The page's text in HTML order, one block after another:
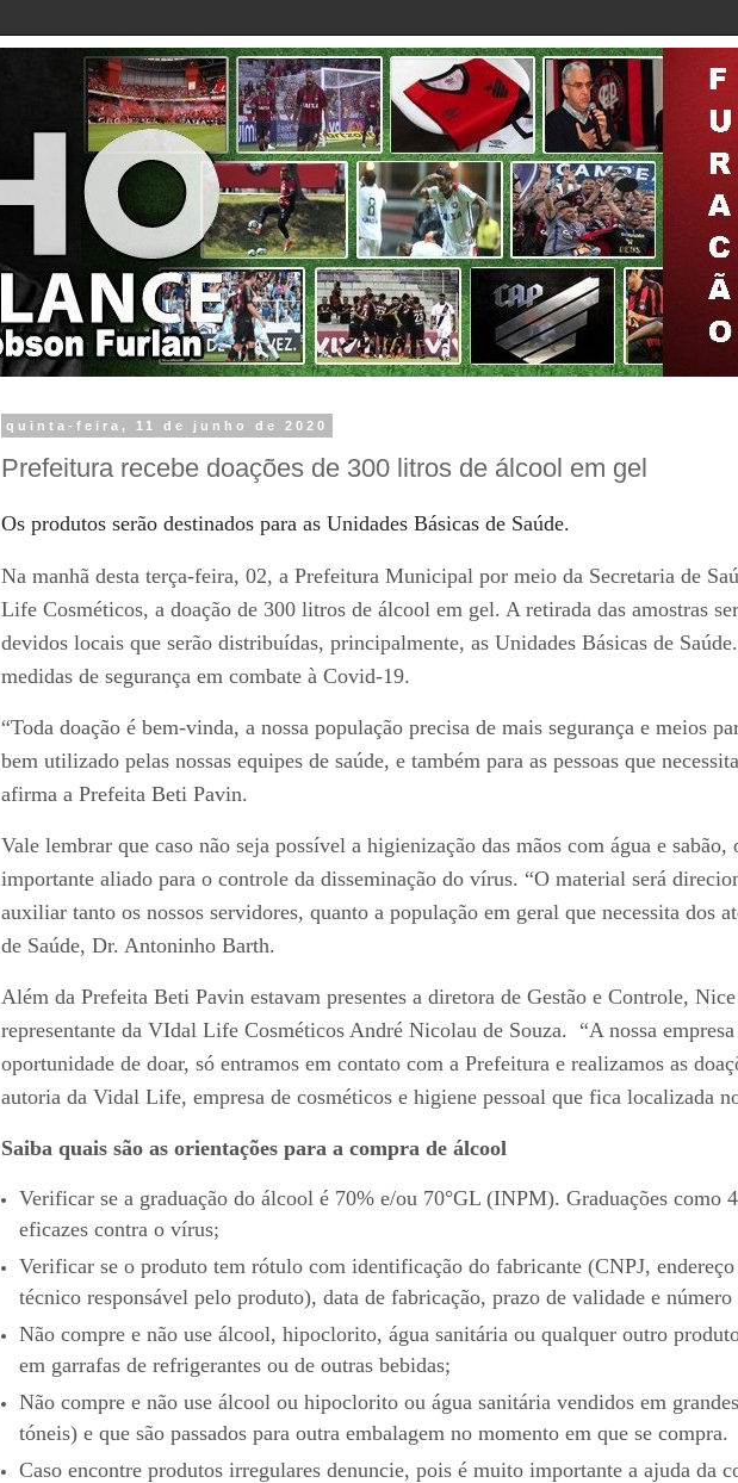
quinta-feira, 11 de junho de 2020
Prefeitura recebe doações de 300 litros de álcool em gel
Os produtos serão destinados para as Unidades Básicas de Saúde.
Na manhã desta terça-feira, 02, a Prefeitura Municipal por meio da Secretaria de
Life Cosméticos, a doação de 300 litros de álcool em gel. A retirada das amostras
devidos locais que serão distribuídas, principalmente, as Unidades Básicas de
medidas de segurança em combate à Covid-19.
“Toda doação é bem-vinda, a nossa população precisa de mais segurança e meios
bem utilizado pelas nossas equipes de saúde, e também para as pessoas que
afirma a Prefeita Beti Pavin.
Vale lembrar que caso não seja possível a higienização das mãos com água e
importante aliado para o controle da disseminação do vírus. “O material será
auxiliar tanto os nossos servidores, quanto a população em geral que necessita dos
de Saúde, Dr. Antoninho Barth.
Além da Prefeita Beti Pavin estavam presentes a diretora de Gestão e Controle,
representante da VIdal Life Cosméticos André Nicolau de Souza. “A nossa
oportunidade de doar, só entramos em contato com a Prefeitura e realizamos as
autoria da Vidal Life, empresa de cosméticos e higiene pessoal que fica localizada
Saiba quais são as orientações para a compra de álcool
Verificar se a graduação do álcool é 70% e/ou 70°GL (INPM). Graduações como
eficazes contra o vírus;
Verificar se o produto tem rótulo com identificação do fabricante (CNPJ,
técnico responsável pelo produto), data de fabricação, prazo de validade e número
Não compre e não use álcool, hipoclorito, água sanitária ou qualquer outro
em garrafas de refrigerantes ou de outras bebidas;
Não compre e não use álcool ou hipoclorito ou água sanitária vendidos em
tóneis) e que são passados para outra embalagem no momento em que se compra.
Caso encontre produtos irregulares denuncie, pois é muito importante a ajuda da